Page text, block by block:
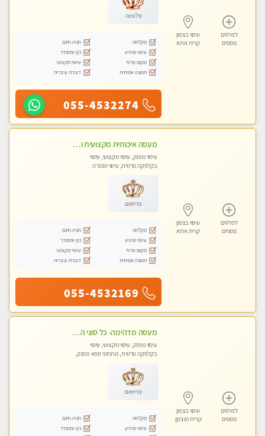
לפרטים
נוספים
עיסוי בצפון
קרית אתא
פלטינה
מקלחת
חניה חינם
עיסוי מרגיע
נקי ומסודר
מקום פרטי
עיסוי מקצועי
תמונה אמיתית
דוברת עיברית
055-4532274
לפרטים
נוספים
עיסוי בצפון
קרית אתא
מעסה איכותית מקצועית ומפנקת מאוד פרטי מומלץ בחום
עיסוי מפנק, עיסוי מקצועי, עיסוי
בקלניקה פרטית, עיסוי טנטרה
פרימיום
מקלחת
חניה חינם
עיסוי מרגיע
נקי ומסודר
מקום פרטי
עיסוי מקצועי
תמונה אמיתית
דוברת עיברית
055-4532169
לפרטים
נוספים
עיסוי בצפון
קרית מוצקין
מעסה מדהימה- כל סוגי העיסויים מעסה מקצועית ואיכותית פרטי!!! לחוויה בלתי נשכחת!!
עיסוי מפנק, עיסוי מקצועי, עיסוי
בקלניקה פרטית, מתחמי ספא מפנק,
פרימיום
מקלחת
חניה חינם
עיסוי מרגיע
נקי ומסודר